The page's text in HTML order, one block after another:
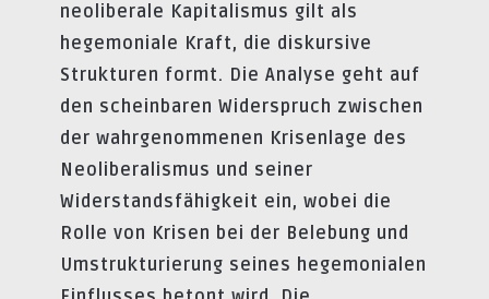
neoliberale Kapitalismus gilt als
hegemoniale Kraft, die diskursive
Strukturen formt. Die Analyse geht auf
den scheinbaren Widerspruch zwischen
der wahrgenommenen Krisenlage des
Neoliberalismus und seiner
Widerstandsfähigkeit ein, wobei die
Rolle von Krisen bei der Belebung und
Umstrukturierung seines hegemonialen